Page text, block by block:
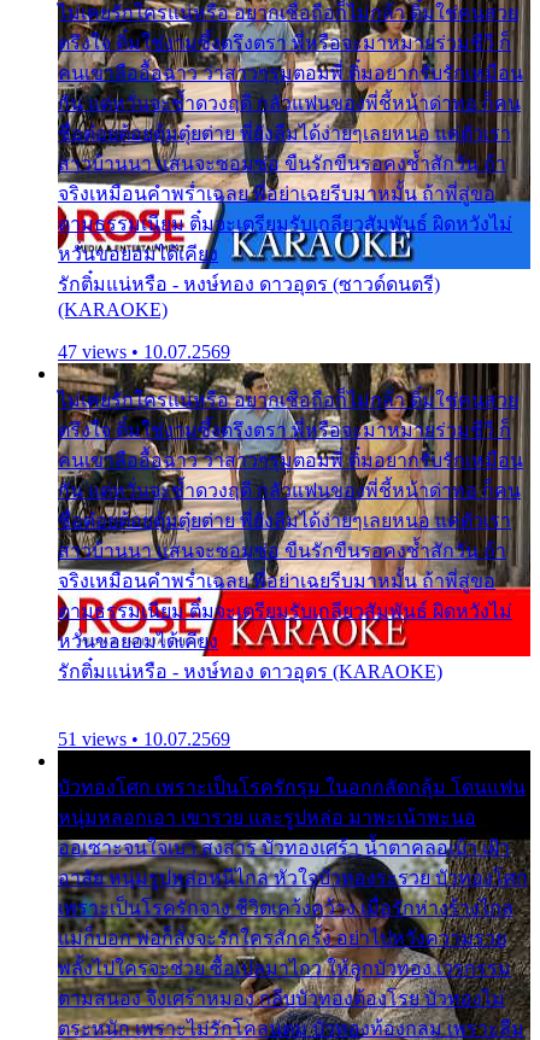
ไม่เคยรักใครแน่หรือ อยากเชื่อถือก็ไม่กล้า ติ๋มใช่คนสวย
ตรึงใจ ติ๋มใช่งามซึ้งตรึงตรา พี่หรือจะมาหมายร่วมชีวี ก็
คนเขาลืออื้อฉาว ว่าสาวๆรุมตอมพี่ ติ๋มอยากรับรักเหมือน
กัน แต่หวั่นจะช้ำดวงฤดี กลัวแฟนของพี่ชี้หน้าด่าทอ ก็คน
ชื่อต๋อยต้อยตุ้มตุ๋ยต่าย พี่ยังลืมได้ง่ายๆเลยหนอ แค่ตัวเรา
สาวบ้านนา แสนจะซอมซ่อ ขืนรักขืนรอคงช้ำสักวัน ถ้า
จริงเหมือนคำพร่ำเฉลย พี่อย่าเฉยรีบมาหมั้น ถ้าพี่สู่ขอ
ตามธรรมเนียม ติ๋มจะเตรียมรับเกลียวสัมพันธ์ ผิดหวังไม่
หวั่นขอยอมได้เคียง
รักติ๋มแน่หรือ - หงษ์ทอง ดาวอุดร (ซาวด์ดนตรี)
(KARAOKE)
47 views • 10.07.2569
ไม่เคยรักใครแน่หรือ อยากเชื่อถือก็ไม่กล้า ติ๋มใช่คนสวย
ตรึงใจ ติ๋มใช่งามซึ้งตรึงตรา พี่หรือจะมาหมายร่วมชีวี ก็
คนเขาลืออื้อฉาว ว่าสาวๆรุมตอมพี่ ติ๋มอยากรับรักเหมือน
กัน แต่หวั่นจะช้ำดวงฤดี กลัวแฟนของพี่ชี้หน้าด่าทอ ก็คน
ชื่อต๋อยต้อยตุ้มตุ๋ยต่าย พี่ยังลืมได้ง่ายๆเลยหนอ แค่ตัวเรา
สาวบ้านนา แสนจะซอมซ่อ ขืนรักขืนรอคงช้ำสักวัน ถ้า
จริงเหมือนคำพร่ำเฉลย พี่อย่าเฉยรีบมาหมั้น ถ้าพี่สู่ขอ
ตามธรรมเนียม ติ๋มจะเตรียมรับเกลียวสัมพันธ์ ผิดหวังไม่
หวั่นขอยอมได้เคียง
รักติ๋มแน่หรือ - หงษ์ทอง ดาวอุดร (KARAOKE)
51 views • 10.07.2569
บัวทองโศก เพราะเป็นโรครักรุม ในอกกลัดกลุ้ม โดนแฟน
หนุ่มหลอกเอา เขารวย และรูปหล่อ มาพะเน้าพะนอ
ออเซาะจนใจเบา สงสาร บัวทองเศร้า น้ำตาคลอเบ้า เฝ้า
อาลัย หนุ่มรูปหล่อหนีไกล หัวใจบัวทองระรวย บัวทองโศก
เพราะเป็นโรครักจาง ชีวิตเคว้งคว้าง เมื่อรักห่างร้างไกล
แม่ก็บอก พ่อก็สั่งจะรักใครสักครั้ง อย่าไปหวังความรวย
พลั้งไปใครจะช่วย ซื้อเปลมาไกว ให้ลูกบัวทอง เวรกรรม
ตามสนอง จึงเศร้าหมอง กลีบบัวทองต้องโรย บัวทองไม่
ตระหนัก เพราะไม่รักโคลนตม บัวทองท้องกลม เพราะลืม